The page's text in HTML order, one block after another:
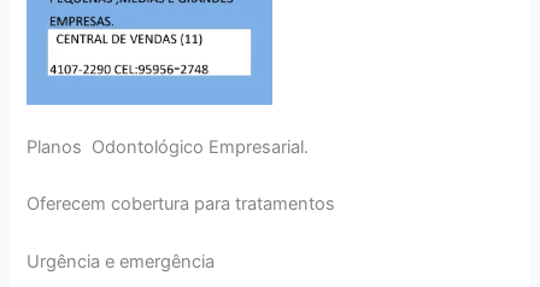
Planos Odontológico Empresarial.
Oferecem cobertura para tratamentos
Urgência e emergência